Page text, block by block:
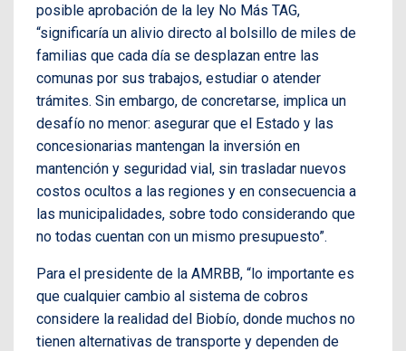
posible aprobación de la ley No Más TAG,
“significaría un alivio directo al bolsillo de miles de
familias que cada día se desplazan entre las
comunas por sus trabajos, estudiar o atender
trámites. Sin embargo, de concretarse, implica un
desafío no menor: asegurar que el Estado y las
concesionarias mantengan la inversión en
mantención y seguridad vial, sin trasladar nuevos
costos ocultos a las regiones y en consecuencia a
las municipalidades, sobre todo considerando que
no todas cuentan con un mismo presupuesto”.
Para el presidente de la AMRBB, “lo importante es
que cualquier cambio al sistema de cobros
considere la realidad del Biobío, donde muchos no
tienen alternativas de transporte y dependen de